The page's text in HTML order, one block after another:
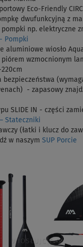
Eco-Friendly
dwufunkcyjną z
pompki np. elektryczne
Pompki
aluminiowe wiosło
wzmocnionym
bezpieczeństwa
- zapasowy
SLIDE IN - części
Stateczniki
(łatki i klucz do
w naszym SUP Porcie